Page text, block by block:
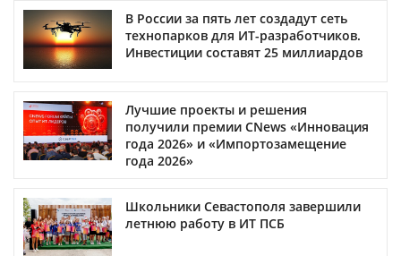
В России за пять лет создадут сеть
технопарков для ИТ-разработчиков.
Инвестиции составят 25 миллиардов
Лучшие проекты и решения
получили премии CNews «Инновация
года 2026» и «Импортозамещение
года 2026»
Школьники Севастополя завершили
летнюю работу в ИТ ПСБ